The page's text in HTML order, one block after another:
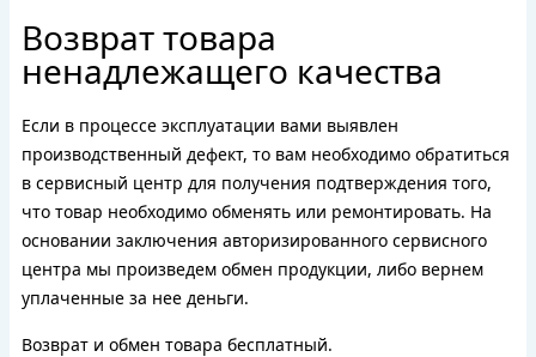
Возврат товара
ненадлежащего качества
Если в процессе эксплуатации вами выявлен
производственный дефект, то вам необходимо обратиться
в сервисный центр для получения подтверждения того,
что товар необходимо обменять или ремонтировать. На
основании заключения авторизированного сервисного
центра мы произведем обмен продукции, либо вернем
уплаченные за нее деньги.
Возврат и обмен товара бесплатный.